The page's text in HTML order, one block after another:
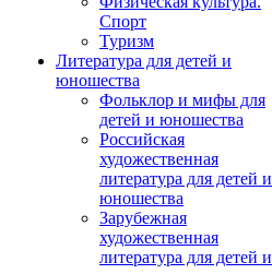
Спорт
Туризм
Литература для детей и
юношества
Фольклор и мифы для
детей и юношества
Российская
художественная
литература для детей и
юношества
Зарубежная
художественная
литература для детей и